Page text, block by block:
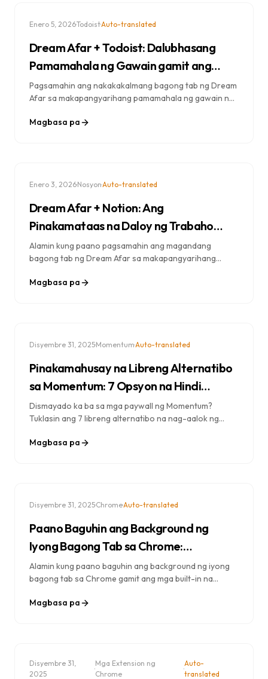
Enero 5, 2026·Todoist·Auto-translated
Dream Afar + Todoist: Dalubhasang
Pamamahala ng Gawain gamit ang
Visual Focus
Pagsamahin ang nakakakalmang bagong tab ng Dream
Afar sa makapangyarihang pamamahala ng gawain ng
trabaho upang makuha ang mga gawain, manatiling
Magbasa pa
Enero 3, 2026·Nosyon·Auto-translated
Dream Afar + Notion: Ang
Pinakamataas na Daloy ng Trabaho
para sa Produktibidad para sa 2026
Alamin kung paano pagsamahin ang magandang
bagong tab ng Dream Afar sa makapangyarihang
sistema ng produktibidad na nagpapalakas ng pokus,
Magbasa pa
Disyembre 31, 2025·Momentum·Auto-translated
Pinakamahusay na Libreng Alternatibo
sa Momentum: 7 Opsyon na Hindi
Nagla-lock ng Mga Tampok
Dismayado ka ba sa mga paywall ng Momentum?
Tuklasin ang 7 libreng alternatibo na nag-aalok ng
premium subscription.
Magbasa pa
Disyembre 31, 2025·Chrome·Auto-translated
Paano Baguhin ang Background ng
Iyong Bagong Tab sa Chrome:
Kumpletong Gabay
Alamin kung paano baguhin ang background ng iyong
bagong tab sa Chrome gamit ang mga built-in na
sunod na mga tagubilin para sa bawat paraan.
Magbasa pa
Disyembre 31,
2025
·Mga Extension ng
Chrome
·Auto-
translated